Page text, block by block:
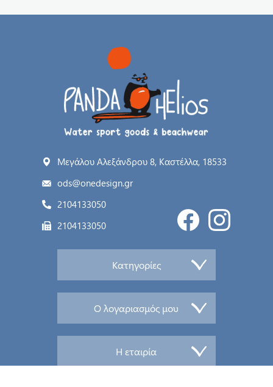
Μεγάλου Αλεξάνδρου 8, Καστέλλα, 18533
ods@onedesign.gr
2104133050
2104133050
Κατηγορίες
Ο λογαριασμός μου
Η εταιρία